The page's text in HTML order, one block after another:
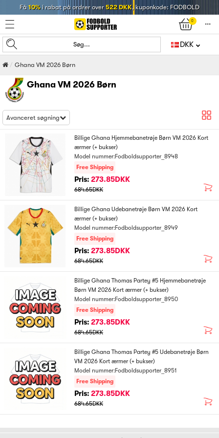
Få 10%i rabat på ordrer over522 DKK, kuponkode: FODBOLD
0
󰄒
Søg... DKK
Ghana VM 2026 Børn
Ghana VM 2026 Børn
Avanceret søgning
Billige Ghana Hjemmebanetrøje Børn VM 2026 Kort
ærmer (+ bukser)
Model nummer:Fodboldsupporter_8948
Free Shipping
Pris: 273.85DKK
684.65DKK
Billige Ghana Udebanetrøje Børn VM 2026 Kort
ærmer (+ bukser)
Model nummer:Fodboldsupporter_8949
Free Shipping
Pris: 273.85DKK
684.65DKK
Billige Ghana Thomas Partey #5 Hjemmebanetrøje
Børn VM 2026 Kort ærmer (+ bukser)
Model nummer:Fodboldsupporter_8950
Free Shipping
Pris: 273.85DKK
684.65DKK
Billige Ghana Thomas Partey #5 Udebanetrøje Børn
VM 2026 Kort ærmer (+ bukser)
Model nummer:Fodboldsupporter_8951
Free Shipping
Pris: 273.85DKK
684.65DKK